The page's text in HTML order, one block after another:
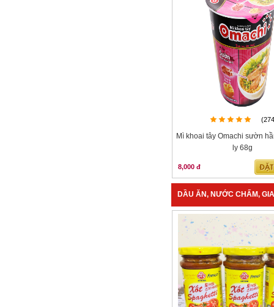
Mì khoai tây Omachi sườn
ly 68g
8,000 đ
DẦU ĂN, NƯỚC CHẤM,